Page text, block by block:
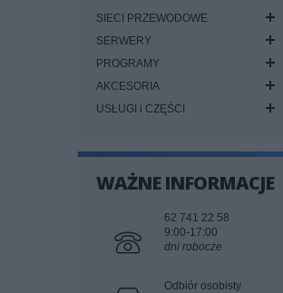
SIECI PRZEWODOWE
SERWERY
PROGRAMY
AKCESORIA
USŁUGI i CZĘŚCI
WAŻNE INFORMACJE
62 741 22 58
9:00-17:00
dni robocze
Odbiór osobisty